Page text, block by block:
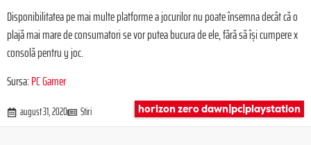
Disponibilitatea pe mai multe platforme a jocurilor nu poate însemna decât că o
plajă mai mare de consumatori se vor putea bucura de ele, fără să își cumpere x
consolă pentru y joc.
Sursa:PC Gamer
august 31, 2020 Stiri horizon zero dawn|pc|playstation